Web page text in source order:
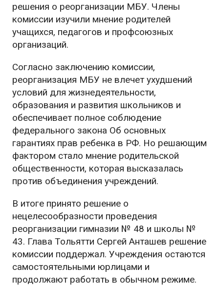
решения о реорганизации МБУ. Члены
комиссии изучили мнение родителей
учащихся, педагогов и профсоюзных
организаций.
Согласно заключению комиссии,
реорганизация МБУ не влечет ухудшений
условий для жизнедеятельности,
образования и развития школьников и
обеспечивает полное соблюдение
федерального закона Об основных
гарантиях прав ребенка в РФ. Но решающим
фактором стало мнение родительской
общественности, которая высказалась
против объединения учреждений.
В итоге принято решение о
нецелесообразности проведения
реорганизации гимназии № 48 и школы №
43. Глава Тольятти Сергей Анташев решение
комиссии поддержал. Учреждения остаются
самостоятельными юрлицами и
продолжают работать в обычном режиме.